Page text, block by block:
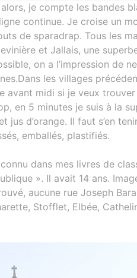
je compte les bandes
continue. Je croise un
de sparadrap. Tous les
et Jallais, une
on a l’impression de
les villages
avant midi si je veux
en 5 minutes je suis à la
d’orange. Il faut s’en
emballés, plastifiés.
dans mes livres de
». Il avait 14 ans.
aucune rue Joseph
Stofflet, Elbée,